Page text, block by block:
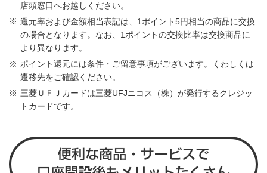
店頭窓口へお越しください。
還元率および金額相当表記は、1ポイント5円相当の商品に交換
の場合となります。なお、1ポイントの交換比率は交換商品に
より異なります。
ポイント還元には条件・ご留意事項がございます。くわしくは
遷移先をご確認ください。
三菱ＵＦＪカードは三菱UFJニコス（株）が発行するクレジッ
トカードです。